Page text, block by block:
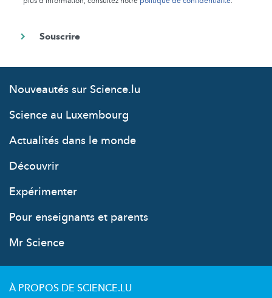
Nouveautés sur Science.lu
Science au Luxembourg
Actualités dans le monde
Découvrir
Expérimenter
Pour enseignants et parents
Mr Science
À PROPOS DE SCIENCE.LU